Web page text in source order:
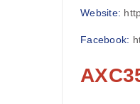
Website:
Facebook: